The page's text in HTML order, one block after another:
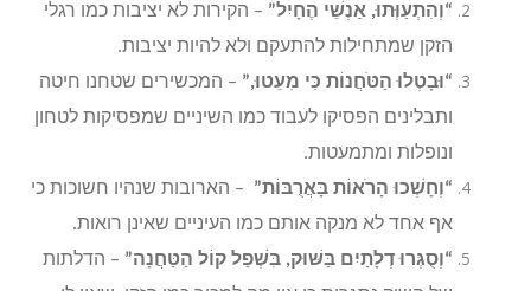
“וְהִתְעַוְּתוּ, אַנְשֵׁי הֶחָיִל” – הקירות לא יציבות כמו רגלי
הזקן שמתחילות להתעקם ולא להיות יציבות.
“וּבָטְלוּ הַטֹּחֲנוֹת כִּי מִעֵטוּ,” – המכשירים שטחנו חיטה
ותבלינים הפסיקו לעבוד כמו השיניים שמפסיקות לטחון
ונופלות ומתמעטות.
“וְחָשְׁכוּ הָרֹאוֹת בָּאֲרֻבּוֹת” – הארובות שנהיו חשוכות כי
אף אחד לא מנקה אותם כמו העיניים שאינן רואות.
“וְסֻגְּרוּ דְלָתַיִם בַּשּׁוּק, בִּשְׁפַל קוֹל הַטַּחֲנָה” – הדלתות